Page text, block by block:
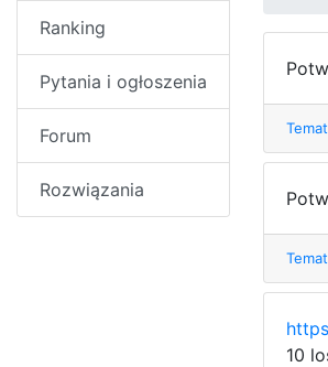
Ranking
Pytania i ogłoszenia
Forum
Rozwiązania
10